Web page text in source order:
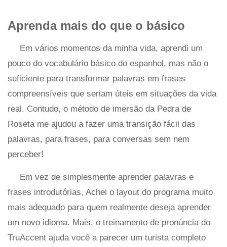
Aprenda mais do que o básico
Em vários momentos da minha vida, aprendi um
pouco do vocabulário básico do espanhol, mas não o
suficiente para transformar palavras em frases
compreensíveis que seriam úteis em situações da vida
real. Contudo, o método de imersão da Pedra de
Roseta me ajudou a fazer uma transição fácil das
palavras, para frases, para conversas sem nem
perceber!
Em vez de simplesmente aprender palavras e
frases introdutórias, Achei o layout do programa muito
mais adequado para quem realmente deseja aprender
um novo idioma. Mais, o treinamento de pronúncia do
TruAccent ajuda você a parecer um turista completo